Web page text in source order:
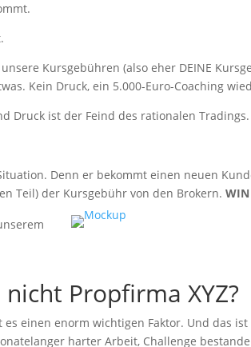
Kursgebühren (also eher DEINE
Kein Druck, ein 5.000-Euro-Coaching
Druck ist der Feind des rationalen Tradings.
Denn er bekommt einen neuen
Teil) der Kursgebühr von den Brokern.
Propfirma XYZ?
einen enorm wichtigen Faktor. Und das
harter Arbeit, Challenge